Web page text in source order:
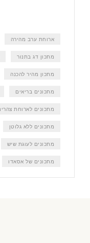
ארוחת ערב מהירה
מתכון דג בתנור
מתכון מהיר להכנה
מתכונים בריאים
מתכונים לארוחת
מתכונים ללא גלוטן
מתכונים לעוגת שיש
מתכונים של אסאדו